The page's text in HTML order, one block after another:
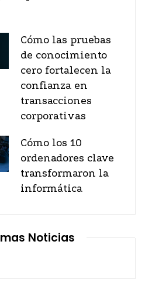
Cómo las pruebas
de conocimiento
cero fortalecen la
confianza en
transacciones
corporativas
Cómo los 10
ordenadores clave
transformaron la
informática
Noticias